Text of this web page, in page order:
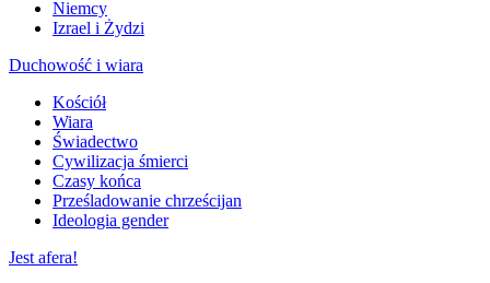
Niemcy
Izrael i Żydzi
Duchowość i wiara
Kościół
Wiara
Świadectwo
Cywilizacja śmierci
Czasy końca
Prześladowanie chrześcijan
Ideologia gender
Jest afera!